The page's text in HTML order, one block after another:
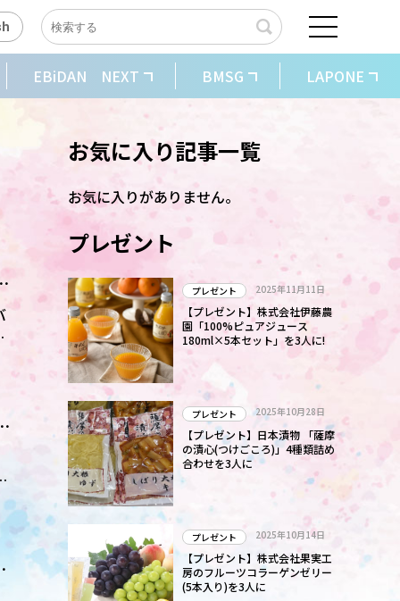
EBiDAN NEXT BMSG LAPONE
お気に入り記事一覧
お気に入りがありません。
プレゼント
プレゼント 2025年11月11日
【プレゼント】株式会社伊藤農
園「100%ピュアジュース
180ml×5本セット」を3人に!
プレゼント 2025年10月28日
【プレゼント】日本漬物 「薩摩
の漬心(つけごころ)」4種類詰め
合わせを3人に
プレゼント 2025年10月14日
【プレゼント】株式会社果実工
房のフルーツコラーゲンゼリー
(5本入り)を3人に